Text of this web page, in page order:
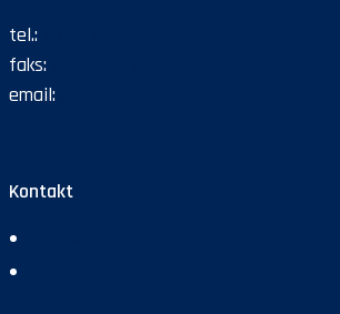
tel.:
faks:
email:
Kontakt